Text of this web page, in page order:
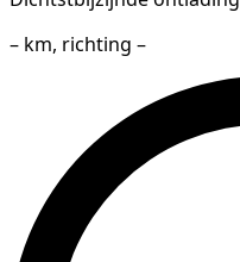
– km, richting –